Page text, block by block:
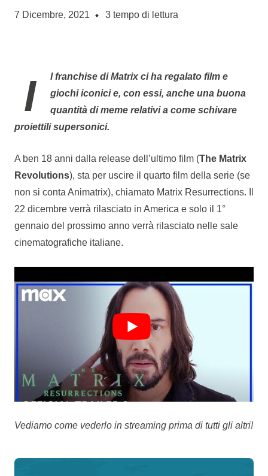
7 Dicembre, 2021 3 tempo di lettura
Il franchise di Matrix ci ha regalato film e
giochi iconici e, con essi, anche una buona
quantità di meme relativi a come schivare
proiettili supersonici.
A ben 18 anni dalla release dell’ultimo film (The Matrix
Revolutions), sta per uscire il quarto film della serie (se
non si conta Animatrix), chiamato Matrix Resurrections. Il
22 dicembre verrà rilasciato in America e solo il 1°
gennaio del prossimo anno verrà rilasciato nelle sale
cinematografiche italiane.
Vediamo come vederlo in streaming prima di tutti gli altri!